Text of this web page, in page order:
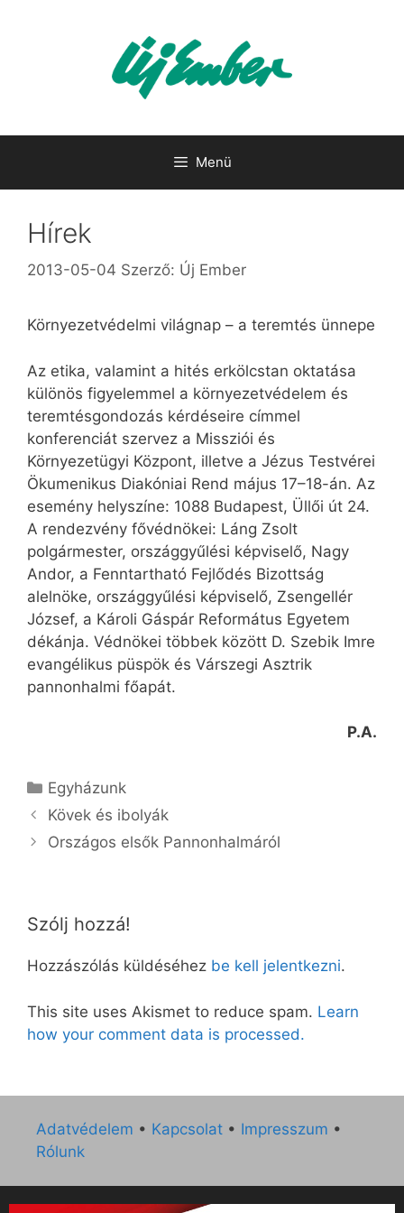
Menü
Hírek
2013-05-04 Szerző: Új Ember
Környezetvédelmi világnap – a teremtés ünnepe
Az etika, valamint a hités erkölcstan oktatása
különös figyelemmel a környezetvédelem és
teremtésgondozás kérdéseire címmel
konferenciát szervez a Missziói és
Környezetügyi Központ, illetve a Jézus Testvérei
Ökumenikus Diakóniai Rend május 17–18-án. Az
esemény helyszíne: 1088 Budapest, Üllői út 24.
A rendezvény fővédnökei: Láng Zsolt
polgármester, országgyűlési képviselő, Nagy
Andor, a Fenntartható Fejlődés Bizottság
alelnöke, országgyűlési képviselő, Zsengellér
József, a Károli Gáspár Református Egyetem
dékánja. Védnökei többek között D. Szebik Imre
evangélikus püspök és Várszegi Asztrik
pannonhalmi főapát.
P.A.
Kategória
Egyházunk
Kövek és ibolyák
Országos elsők Pannonhalmáról
Szólj hozzá!
Hozzászólás küldéséhez be kell jelentkezni.
This site uses Akismet to reduce spam. Learn
how your comment data is processed.
Adatvédelem • Kapcsolat • Impresszum •
Rólunk